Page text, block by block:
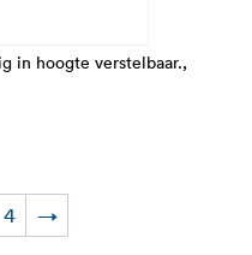
in hoogte verstelbaar.,
4 →